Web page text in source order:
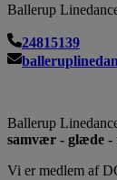
Ballerup
24815139
Ballerup
samvær - glæde -
Vi er medlem af